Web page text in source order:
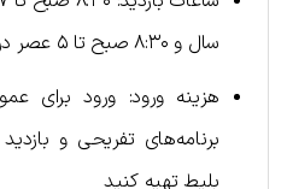
سال و ۸:۳۰ صبح تا ۵ عصر در پاییز و زمستان
هزینه ورود: ورود برای
برنامه‌های تفریحی و
بلیط تهیه کنید